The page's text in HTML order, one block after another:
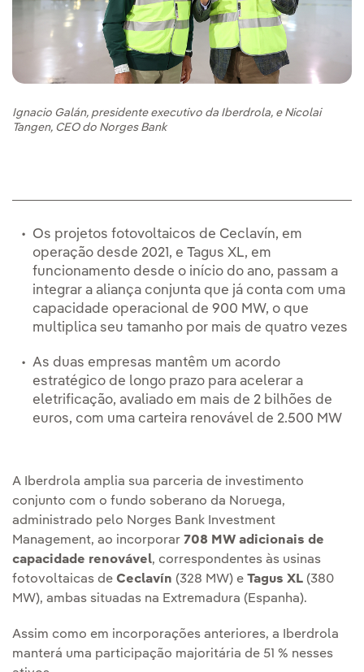
Ignacio Galán, presidente executivo da Iberdrola, e Nicolai
Tangen, CEO do Norges Bank
Os projetos fotovoltaicos de Ceclavín, em
operação desde 2021, e Tagus XL, em
funcionamento desde o início do ano, passam a
integrar a aliança conjunta que já conta com uma
capacidade operacional de 900 MW, o que
multiplica seu tamanho por mais de quatro vezes
As duas empresas mantêm um acordo
estratégico de longo prazo para acelerar a
eletrificação, avaliado em mais de 2 bilhões de
euros, com uma carteira renovável de 2.500 MW
A Iberdrola amplia sua parceria de investimento
conjunto com o fundo soberano da Noruega,
administrado pelo Norges Bank Investment
Management, ao incorporar 708 MW adicionais de
capacidade renovável, correspondentes às usinas
fotovoltaicas de Ceclavín (328 MW) e Tagus XL (380
MW), ambas situadas na Extremadura (Espanha).
Assim como em incorporações anteriores, a Iberdrola
manterá uma participação majoritária de 51 % nesses